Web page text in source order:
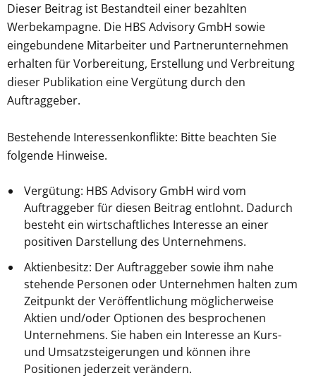
Dieser Beitrag ist Bestandteil einer bezahlten
Werbekampagne. Die HBS Advisory GmbH sowie
eingebundene Mitarbeiter und Partnerunternehmen
erhalten für Vorbereitung, Erstellung und Verbreitung
dieser Publikation eine Vergütung durch den
Auftraggeber.
Bestehende Interessenkonflikte: Bitte beachten Sie
folgende Hinweise.
Vergütung: HBS Advisory GmbH wird vom
Auftraggeber für diesen Beitrag entlohnt. Dadurch
besteht ein wirtschaftliches Interesse an einer
positiven Darstellung des Unternehmens.
Aktienbesitz: Der Auftraggeber sowie ihm nahe
stehende Personen oder Unternehmen halten zum
Zeitpunkt der Veröffentlichung möglicherweise
Aktien und/oder Optionen des besprochenen
Unternehmens. Sie haben ein Interesse an Kurs-
und Umsatzsteigerungen und können ihre
Positionen jederzeit verändern.